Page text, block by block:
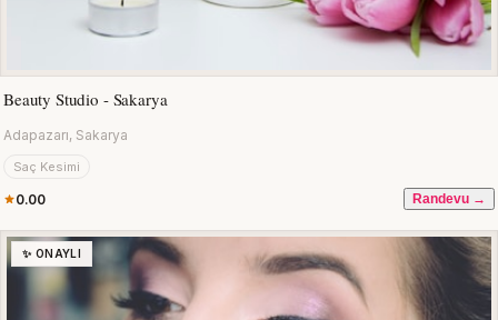
Beauty Studio - Sakarya
Adapazarı, Sakarya
Saç Kesimi
0.00 Randevu →
✨ ONAYLI